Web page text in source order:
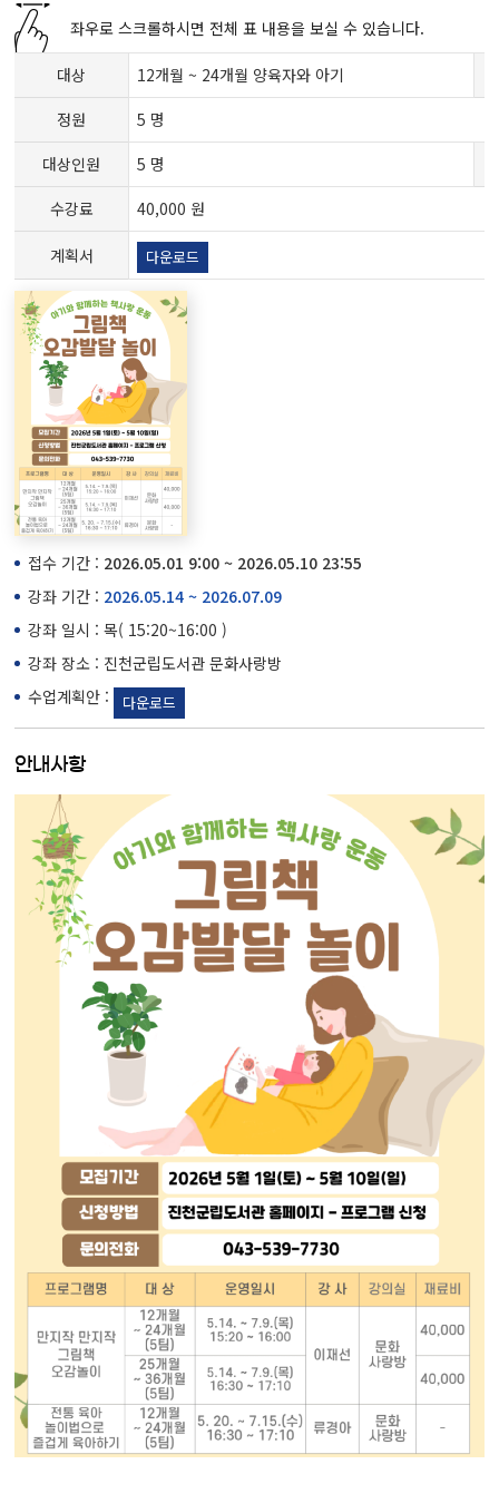
좌우로 스크롤하시면 전체 표 내용을 보실 수 있습니다.
대상
12개월 ~ 24개월 양육자와 아기
정원
5 명
대상인원
5 명
수강료
40,000 원
계획서 다운로드
접수 기간 : 2026.05.01 9:00 ~ 2026.05.10 23:55
강좌 기간 : 2026.05.14 ~ 2026.07.09
강좌 일시 : 목( 15:20~16:00 )
강좌 장소 : 진천군립도서관 문화사랑방
수업계획안 :
다운로드
안내사항